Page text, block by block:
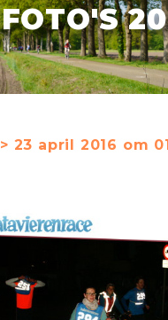
FOTO'S
> 23 april 2016 om